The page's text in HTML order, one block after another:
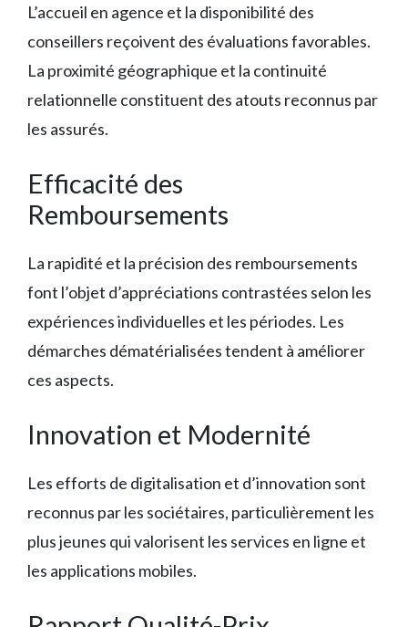
L’accueil en agence et la disponibilité des
conseillers reçoivent des évaluations favorables.
La proximité géographique et la continuité
relationnelle constituent des atouts reconnus par
les assurés.
Efficacité des
Remboursements
La rapidité et la précision des remboursements
font l’objet d’appréciations contrastées selon les
expériences individuelles et les périodes. Les
démarches dématérialisées tendent à améliorer
ces aspects.
Innovation et Modernité
Les efforts de digitalisation et d’innovation sont
reconnus par les sociétaires, particulièrement les
plus jeunes qui valorisent les services en ligne et
les applications mobiles.